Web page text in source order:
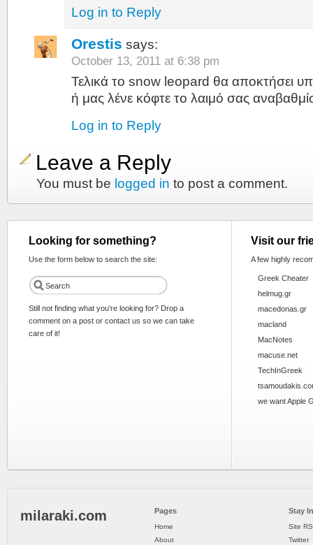
Log in to Reply
Orestis says:
October 13, 2011 at 6:38 pm
Τελικά το snow leopard θα αποκτήσει
ή μας λένε κόφτε το λαιμό σας
Log in to Reply
Leave a Reply
You must be logged in to post a comment.
Looking for something?
Use the form below to search the site:
Still not finding what you're looking for? Drop a
comment on a post or contact us so we can take
care of it!
Visit our
A few highly
Greek Cheater
helmug.gr
macedonas.gr
macland
MacNotes
macuse.net
TechInGreek
we want Apple
milaraki.com Pages
Home
About
Stay
Site
Twitter